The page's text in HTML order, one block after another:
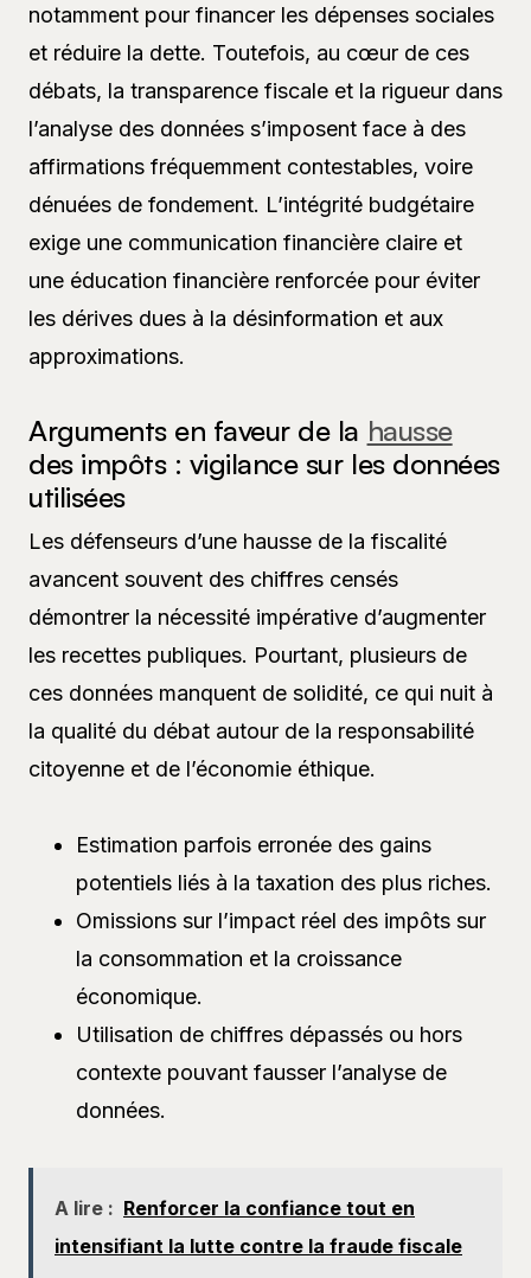
notamment pour financer les dépenses sociales
et réduire la dette. Toutefois, au cœur de ces
débats, la transparence fiscale et la rigueur dans
l’analyse des données s’imposent face à des
affirmations fréquemment contestables, voire
dénuées de fondement. L’intégrité budgétaire
exige une communication financière claire et
une éducation financière renforcée pour éviter
les dérives dues à la désinformation et aux
approximations.
Arguments en faveur de la hausse
des impôts : vigilance sur les données
utilisées
Les défenseurs d’une hausse de la fiscalité
avancent souvent des chiffres censés
démontrer la nécessité impérative d’augmenter
les recettes publiques. Pourtant, plusieurs de
ces données manquent de solidité, ce qui nuit à
la qualité du débat autour de la responsabilité
citoyenne et de l’économie éthique.
Estimation parfois erronée des gains
potentiels liés à la taxation des plus riches.
Omissions sur l’impact réel des impôts sur
la consommation et la croissance
économique.
Utilisation de chiffres dépassés ou hors
contexte pouvant fausser l’analyse de
données.
A lire : Renforcer la confiance tout en
intensifiant la lutte contre la fraude fiscale